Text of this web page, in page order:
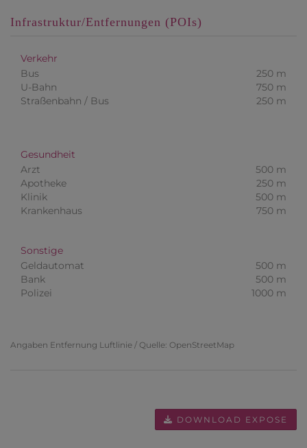
Infrastruktur/Entfernungen (POIs)
Verkehr
Bus
250 m
U-Bahn
750 m
Straßenbahn / Bus
250 m
Gesundheit
Arzt
500 m
Apotheke
250 m
Klinik
500 m
Krankenhaus
750 m
Sonstige
Geldautomat
500 m
Bank
500 m
Polizei
1000 m
Angaben Entfernung Luftlinie / Quelle: OpenStreetMap
DOWNLOAD EXPOSE